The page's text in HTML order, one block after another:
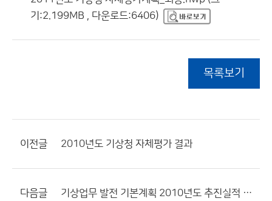
기:2.199MB , 다운로드:6406)
목록보기
이전글 2010년도 기상청 자체평가 결과
다음글 기상업무 발전 기본계획 2010년도 추진실적 보고서